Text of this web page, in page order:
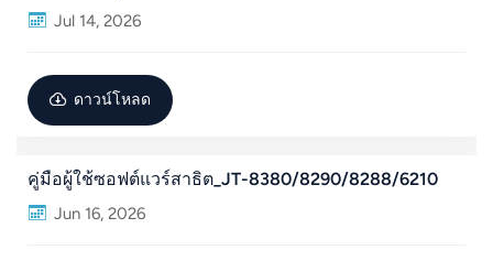
Jul 14, 2026
ดาวน์โหลด
คู่มือผู้ใช้ซอฟต์แวร์สาธิต_JT-8380/8290/8288/6210
Jun 16, 2026